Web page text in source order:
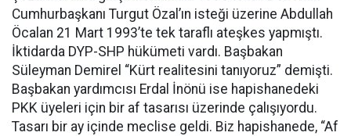
Cumhurbaşkanı Turgut Özal’ın isteği üzerine Abdullah
Öcalan 21 Mart 1993’te tek taraflı ateşkes yapmıştı.
İktidarda DYP-SHP hükümeti vardı. Başbakan
Süleyman Demirel “Kürt realitesini tanıyoruz” demişti.
Başbakan yardımcısı Erdal İnönü ise hapishanedeki
PKK üyeleri için bir af tasarısı üzerinde çalışıyordu.
Tasarı bir ay içinde meclise geldi. Biz hapishanede, “Af